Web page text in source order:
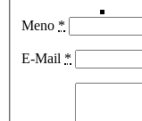
Meno *
E-Mail *